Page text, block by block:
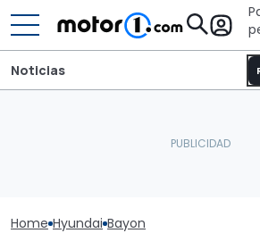
Noticias
Home Hyundai Bayon